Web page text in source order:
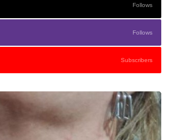
Follows
Follows
Subscribers